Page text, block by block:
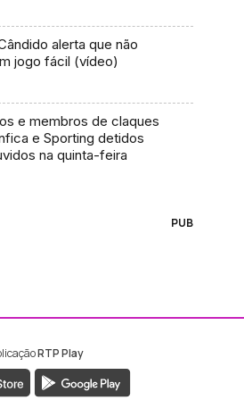
alerta que não
jogo fácil (vídeo)
e membros de claques
e Sporting detidos
na quinta-feira
PUB
Madeira
RTP Play